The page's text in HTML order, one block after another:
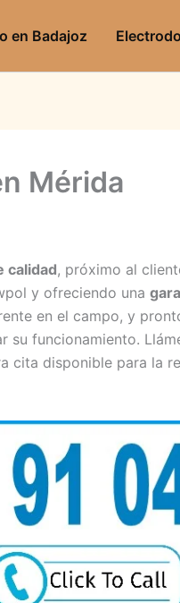
en Badajoz
Mérida
calidad, próximo al
y ofreciendo una
en el campo, y
su funcionamiento.
cita disponible para la